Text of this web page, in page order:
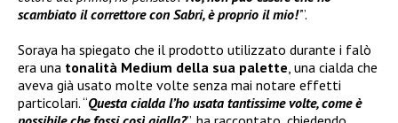
scambiato il correttore con Sabri, è proprio il mio!’”.
Soraya ha spiegato che il prodotto utilizzato durante i falò
era una tonalità Medium della sua palette, una cialda che
aveva già usato molte volte senza mai notare effetti
particolari. “Questa cialda l’ho usata tantissime volte, come è